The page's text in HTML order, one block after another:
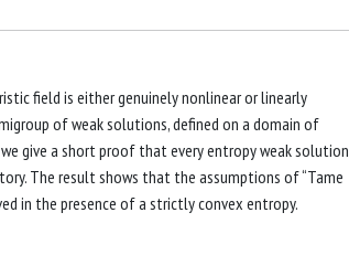
field is either genuinely nonlinear or linearly
of weak solutions, defined on a domain of
give a short proof that every entropy weak solution
The result shows that the assumptions of “Tame
in the presence of a strictly convex entropy.